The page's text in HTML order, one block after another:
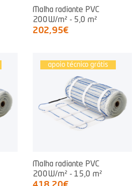
Malha radiante PVC
200W/m² - 5,0 m²
202,95€
apoio técnico grátis
Malha radiante PVC
200W/m² - 15,0 m²